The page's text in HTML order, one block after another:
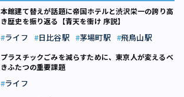
本館建て替えが話題に――帝国ホテルと渋沢栄一の誇り高
き歴史を振り返る【青天を衝け 序説】
ライフ 日比谷駅 茅場町駅 飛鳥山駅
プラスチックごみを減らすために、東京人が変えるべ
きふたつの重要課題
ライフ